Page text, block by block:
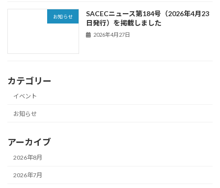
お知らせ
SACECニュース第184号（2026年4月23
日発行）を掲載しました
2026年4月27日
カテゴリー
イベント
お知らせ
アーカイブ
2026年8月
2026年7月